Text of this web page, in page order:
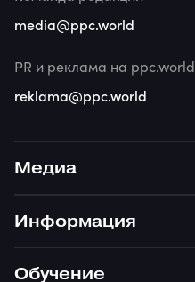
Медиа
Информация
Обучение
media@ppc.world
PR и реклама на ppc.world
reklama@ppc.world